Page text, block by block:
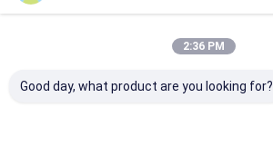
2:36 PM
Good day, what product are you looking for?